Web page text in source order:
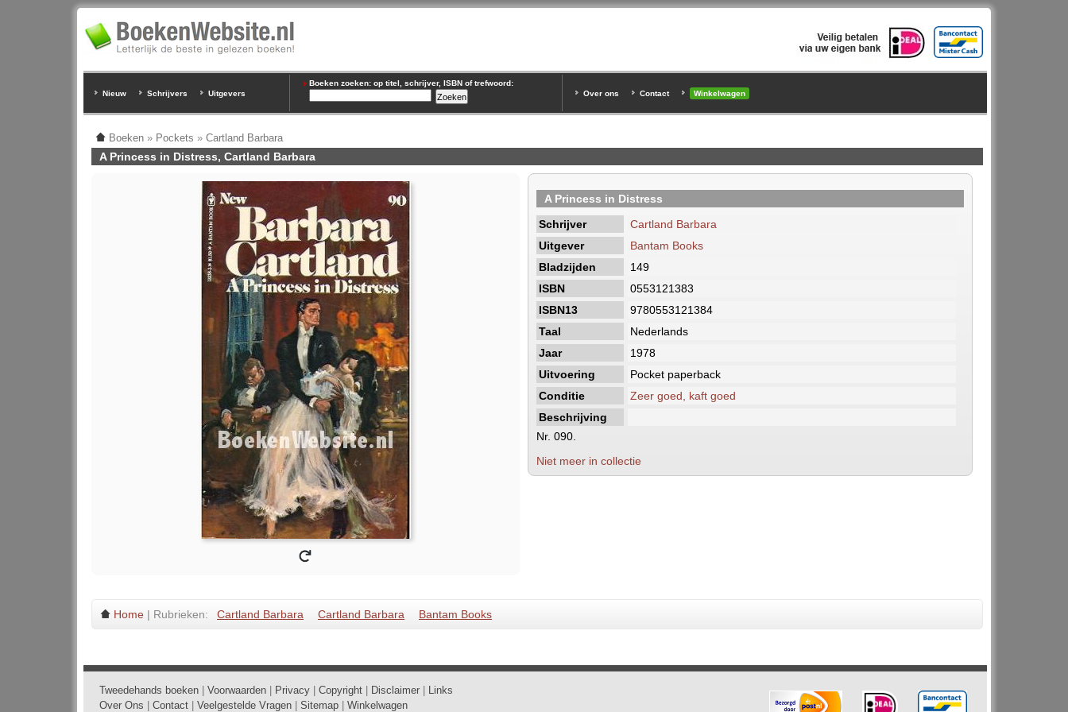
Nieuw Schrijvers Uitgevers
Boeken zoeken: op titel, schrijver, ISBN of trefwoord:
Over ons
Contact Winkelwagen
Boeken » Pockets » Cartland Barbara
A Princess in Distress, Cartland Barbara
A Princess in Distress
Schrijver
Cartland Barbara
Uitgever
Bantam Books
Bladzijden
149
ISBN
0553121383
ISBN13
9780553121384
Taal
Nederlands
Jaar
1978
Uitvoering
Pocket paperback
Conditie
Zeer goed, kaft goed
Beschrijving
Nr. 090.
Niet meer in collectie
Home | Rubrieken: Cartland Barbara Cartland Barbara Bantam Books
Tweedehands boeken Voorwaarden Privacy Copyright Disclaimer
Links
Over Ons
Contact Veelgestelde Vragen Sitemap Winkelwagen